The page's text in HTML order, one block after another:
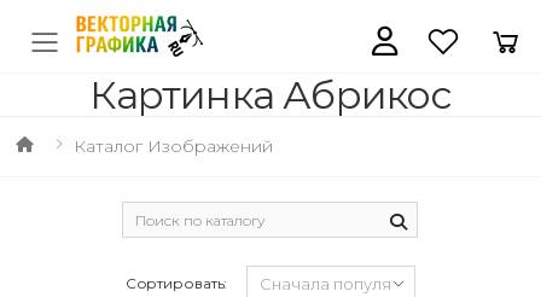
Картинка Абрикос
Каталог Изображений
Сортировать: